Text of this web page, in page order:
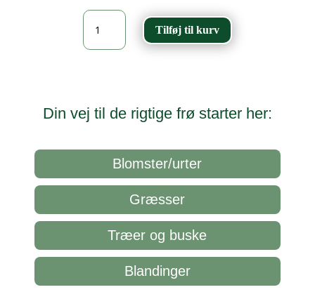
Eng-
Gedeskæg
-
Tilføj til kurv
Din vej til de rigtige frø starter her:
Blomster/urter
Græsser
Træer og buske
Blandinger